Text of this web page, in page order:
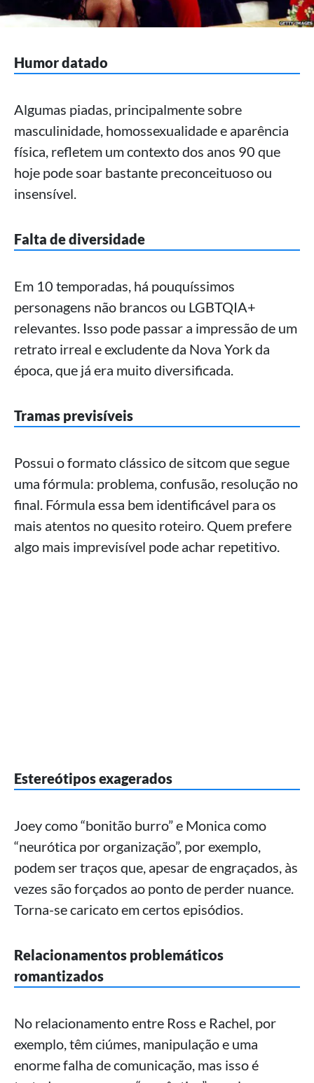
Humor datado
Algumas piadas, principalmente sobre
masculinidade, homossexualidade e aparência
física, refletem um contexto dos anos 90 que
hoje pode soar bastante preconceituoso ou
insensível.
Falta de diversidade
Em 10 temporadas, há pouquíssimos
personagens não brancos ou LGBTQIA+
relevantes. Isso pode passar a impressão de um
retrato irreal e excludente da Nova York da
época, que já era muito diversificada.
Tramas previsíveis
Possui o formato clássico de sitcom que segue
uma fórmula: problema, confusão, resolução no
final. Fórmula essa bem identificável para os
mais atentos no quesito roteiro. Quem prefere
algo mais imprevisível pode achar repetitivo.
Estereótipos exagerados
Joey como “bonitão burro” e Monica como
“neurótica por organização”, por exemplo,
podem ser traços que, apesar de engraçados, às
vezes são forçados ao ponto de perder nuance.
Torna-se caricato em certos episódios.
Relacionamentos problemáticos
romantizados
No relacionamento entre Ross e Rachel, por
exemplo, têm ciúmes, manipulação e uma
enorme falha de comunicação, mas isso é